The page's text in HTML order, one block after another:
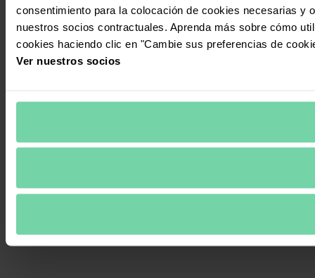
consentimiento para la colocación de cookies necesarias
nuestros socios contractuales. Aprenda más sobre cómo
cookies haciendo clic en "Cambie sus preferencias de
Ver nuestros socios